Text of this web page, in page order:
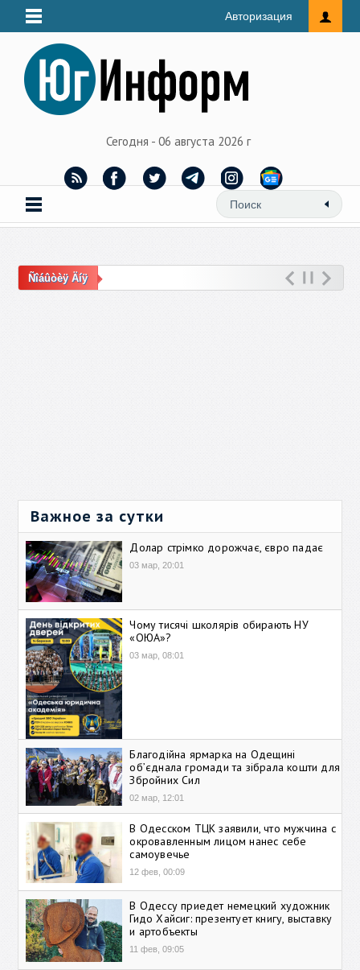
Авторизация
Сегодня - 06 августа 2026 г
Ñîáûòèÿ Äíÿ
Важное за сутки
Долар стрімко дорожчає, євро падає
03 мар, 20:01
Чому тисячі школярів обирають НУ
«ОЮА»?
03 мар, 08:01
Благодійна ярмарка на Одещині
об’єднала громади та зібрала кошти для
Збройних Сил
02 мар, 12:01
В Одесском ТЦК заявили, что мужчина с
окровавленным лицом нанес себе
самоувечье
12 фев, 00:09
В Одессу приедет немецкий художник
Гидо Хайсиг: презентует книгу, выставку
и артобъекты
11 фев, 09:05